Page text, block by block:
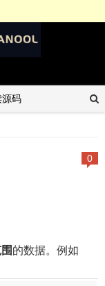
码
0
的数据。例如